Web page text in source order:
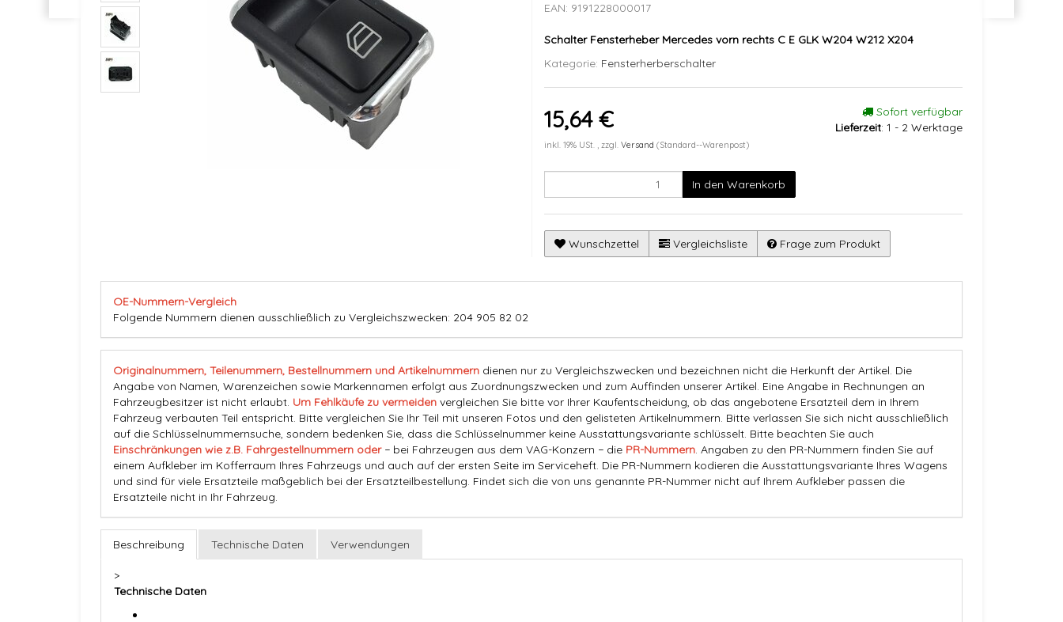
EAN: 9191228000017
Schalter Fensterheber Mercedes vorn rechts C E GLK W204 W212 X204
Kategorie: Fensterherberschalter
15,64 €
inkl. 19% USt. , zzgl. Versand (Standard--Warenpost)
Sofort verfügbar
Lieferzeit: 1 - 2 Werktage
In den Warenkorb
Wunschzettel Vergleichsliste Frage zum Produkt
OE-Nummern-Vergleich
Folgende Nummern dienen ausschließlich zu Vergleichszwecken: 204 905 82 02
Originalnummern, Teilenummern, Bestellnummern und Artikelnummern dienen nur zu Vergleichszwecken und bezeichnen nicht die Herkunft der Artikel. Die
Angabe von Namen, Warenzeichen sowie Markennamen erfolgt aus Zuordnungszwecken und zum Auffinden unserer Artikel. Eine Angabe in Rechnungen an
Fahrzeugbesitzer ist nicht erlaubt. Um Fehlkäufe zu vermeiden vergleichen Sie bitte vor Ihrer Kaufentscheidung, ob das angebotene Ersatzteil dem in Ihrem
Fahrzeug verbauten Teil entspricht. Bitte vergleichen Sie Ihr Teil mit unseren Fotos und den gelisteten Artikelnummern. Bitte verlassen Sie sich nicht ausschließlich
auf die Schlüsselnummernsuche, sondern bedenken Sie, dass die Schlüsselnummer keine Ausstattungsvariante schlüsselt. Bitte beachten Sie auch
Einschränkungen wie z.B. Fahrgestellnummern oder− bei Fahrzeugen aus dem VAG-Konzern − die PR-Nummern. Angaben zu den PR-Nummern finden Sie auf
einem Aufkleber im Kofferraum Ihres Fahrzeugs und auch auf der ersten Seite im Serviceheft. Die PR-Nummern kodieren die Ausstattungsvariante Ihres Wagens
und sind für viele Ersatzteile maßgeblich bei der Ersatzteilbestellung. Findet sich die von uns genannte PR-Nummer nicht auf Ihrem Aufkleber passen die
Ersatzteile nicht in Ihr Fahrzeug.
Beschreibung Technische Daten Verwendungen
>
Technische Daten